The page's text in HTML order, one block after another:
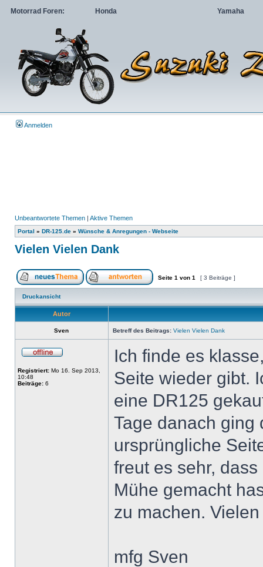
Motorrad Foren: Honda Yamaha
Anmelden
Unbeantwortete Themen | Aktive Themen
Portal » DR-125.de » Wünsche & Anregungen - Webseite
Vielen Vielen Dank
Seite 1 von 1 [ 3 Beiträge ]
Druckansicht
Autor
Sven Betreff des Beitrags: Vielen Vielen Dank
Registriert: Mo 16. Sep 2013,
10:48
Beiträge: 6
Ich finde es
Seite wieder gibt.
eine DR125
Tage danach ging
ursprüngliche
freut es sehr,
Mühe gemacht
zu machen.
mfg Sven